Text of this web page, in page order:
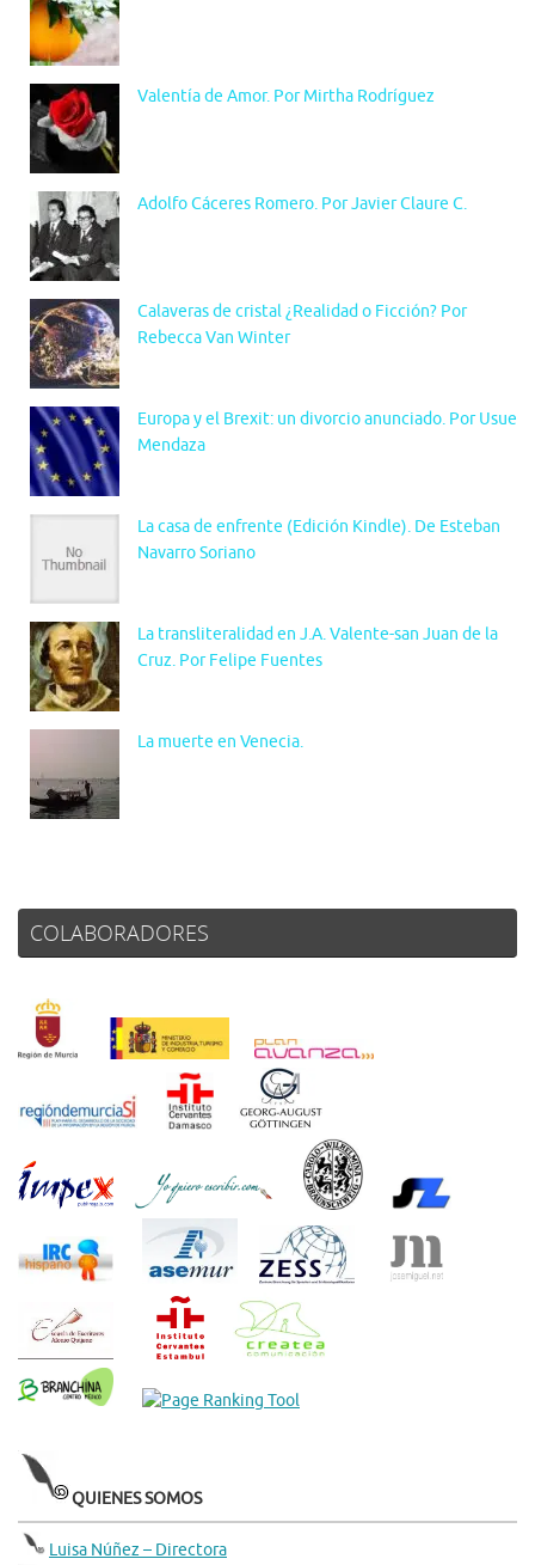
Valentía de Amor. Por Mirtha Rodríguez
Adolfo Cáceres Romero. Por Javier Claure C.
Calaveras de cristal ¿Realidad o Ficción? Por
Rebecca Van Winter
Europa y el Brexit: un divorcio anunciado. Por Usue
Mendaza
La casa de enfrente (Edición Kindle). De Esteban
Navarro Soriano
La transliteralidad en J.A. Valente-san Juan de la
Cruz. Por Felipe Fuentes
La muerte en Venecia.
COLABORADORES
QUIENES SOMOS
Luisa Núñez – Directora